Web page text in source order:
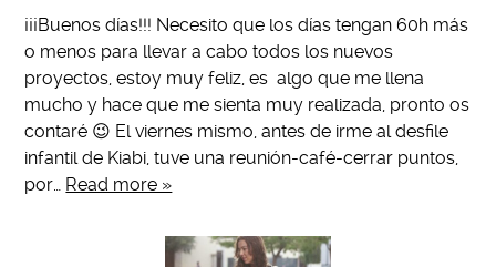
¡¡¡Buenos días!!! Necesito que los días tengan 60h más
o menos para llevar a cabo todos los nuevos
proyectos, estoy muy feliz, es algo que me llena
mucho y hace que me sienta muy realizada, pronto os
contaré 😉 El viernes mismo, antes de irme al desfile
infantil de Kiabi, tuve una reunión-café-cerrar puntos,
por… Read more »